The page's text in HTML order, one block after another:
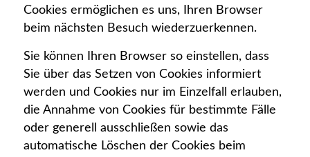
Cookies ermöglichen es uns, Ihren Browser
beim nächsten Besuch wiederzuerkennen.
Sie können Ihren Browser so einstellen, dass
Sie über das Setzen von Cookies informiert
werden und Cookies nur im Einzelfall erlauben,
die Annahme von Cookies für bestimmte Fälle
oder generell ausschließen sowie das
automatische Löschen der Cookies beim